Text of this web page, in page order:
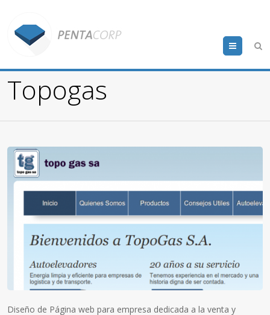
Menu
Topogas
Diseño de Página web para empresa dedicada a la venta y